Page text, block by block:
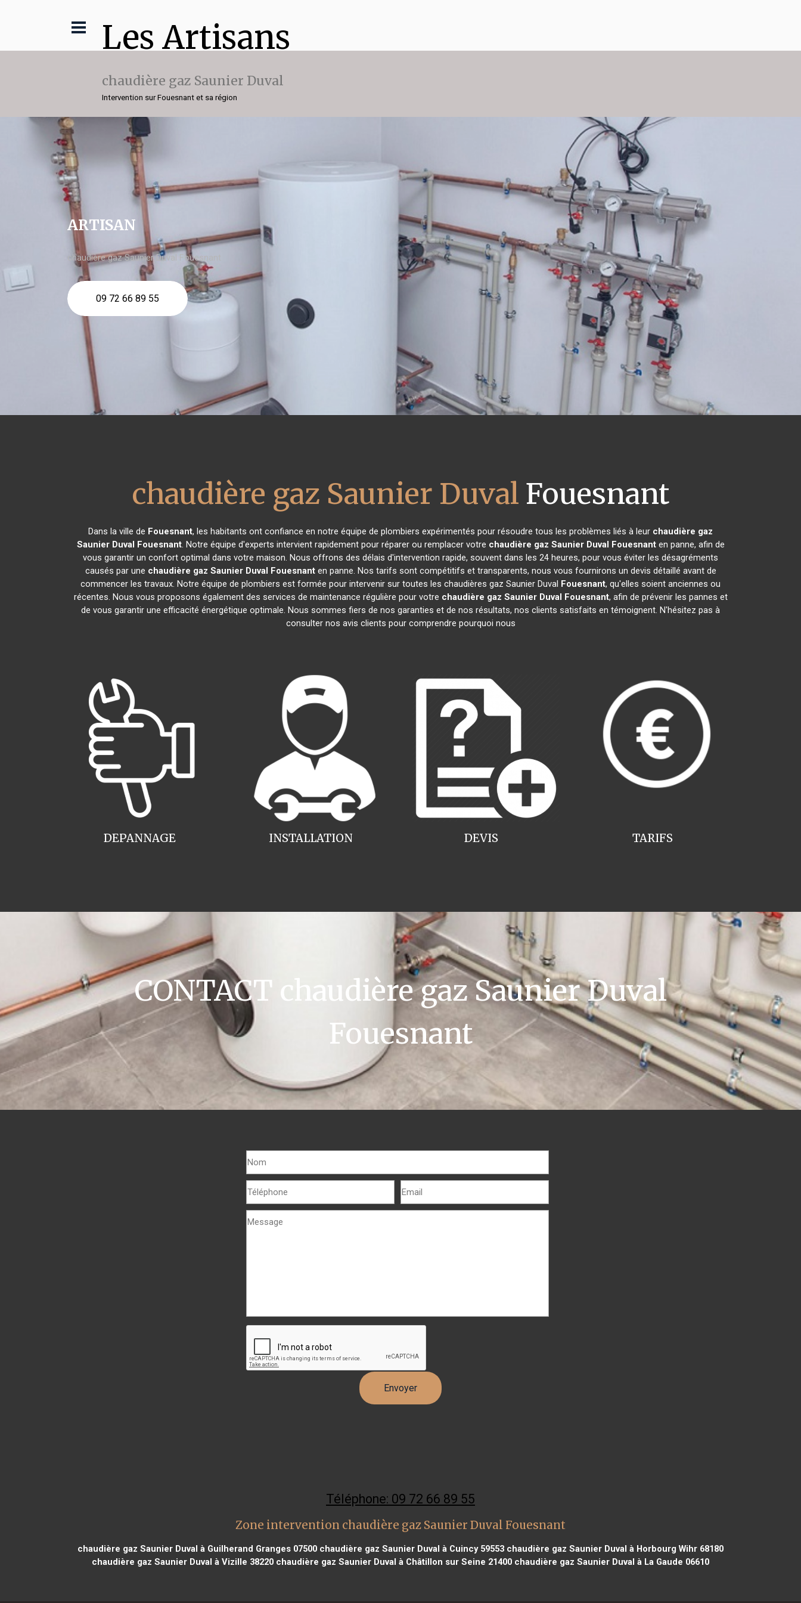
Les Artisans
chaudière gaz Saunier Duval
Intervention sur Fouesnant et sa région
ARTISAN
chaudière gaz Saunier Duval Fouesnant
09 72 66 89 55
chaudière gaz Saunier Duval Fouesnant
Dans la ville de Fouesnant, les habitants ont confiance en notre équipe de plombiers expérimentés pour résoudre tous les problèmes liés à leur chaudière gaz
Saunier Duval Fouesnant. Notre équipe d'experts intervient rapidement pour réparer ou remplacer votre chaudière gaz Saunier Duval Fouesnanten panne, afin de
vous garantir un confort optimal dans votre maison. Nous offrons des délais d'intervention rapide, souvent dans les 24 heures, pour vous éviter les désagréments
causés par une chaudière gaz Saunier Duval Fouesnanten panne. Nos tarifs sont compétitifs et transparents, nous vous fournirons un devis détaillé avant de
commencer les travaux. Notre équipe de plombiers est formée pour intervenir sur toutes les chaudières gaz Saunier Duval Fouesnant, qu'elles soient anciennes ou
récentes. Nous vous proposons également des services de maintenance régulière pour votre chaudière gaz Saunier Duval Fouesnant, afin de prévenir les pannes et
de vous garantir une efficacité énergétique optimale. Nous sommes fiers de nos garanties et de nos résultats, nos clients satisfaits en témoignent. N'hésitez pas à
consulter nos avis clients pour comprendre pourquoi nous
INSTALLATION
DEPANNAGE TARIFS
DEVIS
CONTACT chaudière gaz Saunier Duval
Fouesnant
Téléphone: 09 72 66 89 55
Zone intervention chaudière gaz Saunier Duval Fouesnant
chaudière gaz Saunier Duval à Guilherand Granges 07500 chaudière gaz Saunier Duval à Cuincy 59553 chaudière gaz Saunier Duval à Horbourg Wihr 68180
chaudière gaz Saunier Duval à Vizille 38220 chaudière gaz Saunier Duval à Châtillon sur Seine 21400 chaudière gaz Saunier Duval à La Gaude 06610